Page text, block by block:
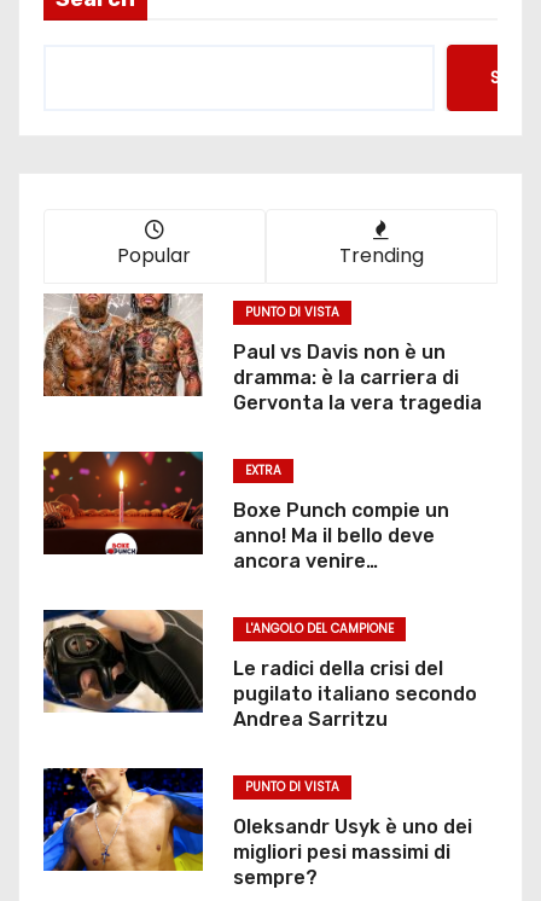
Popular Trending
PUNTO DI VISTA
Paul vs Davis non è un
dramma: è la carriera di
Gervonta la vera tragedia
EXTRA
Boxe Punch compie un
anno! Ma il bello deve
ancora venire…
L'ANGOLO DEL CAMPIONE
Le radici della crisi del
pugilato italiano secondo
Andrea Sarritzu
PUNTO DI VISTA
Oleksandr Usyk è uno dei
migliori pesi massimi di
sempre?